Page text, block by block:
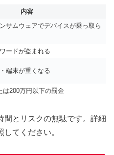
内容
サムウェアでデバイスが乗っ取ら
ードが盗まれる
端末が重くなる
は200万円以下の罰金
間とリスクの無駄です。詳細
してください。